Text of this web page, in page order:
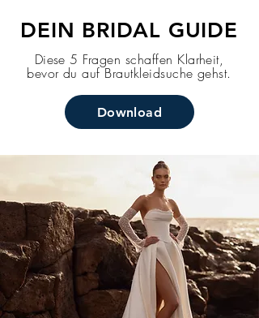
DEIN BRIDAL GUIDE
Diese 5 Fragen schaffen Klarheit,
bevor du auf Brautkleidsuche gehst.
Download